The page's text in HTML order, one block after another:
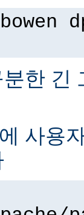
한 긴
사용